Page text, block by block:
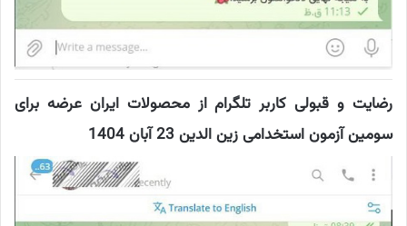
رضایت و قبولی کاربر تلگرام از محصولات ایران عرضه برای
سومین آزمون استخدامی زین الدین 23 آبان 1404